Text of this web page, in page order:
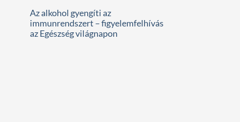
Az alkohol gyengíti az
immunrendszert – figyelemfelhívás
az Egészség világnapon